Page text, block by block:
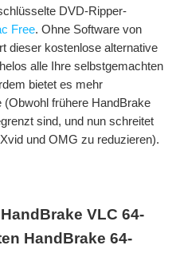
DVD-Ripper-
Free. Ohne Software von
dieser kostenlose alternative
alle Ihre selbstgemachten
bietet es mehr
frühere HandBrake
sind, und nun schreitet
und OMG zu reduzieren).
VLC 64-
HandBrake 64-